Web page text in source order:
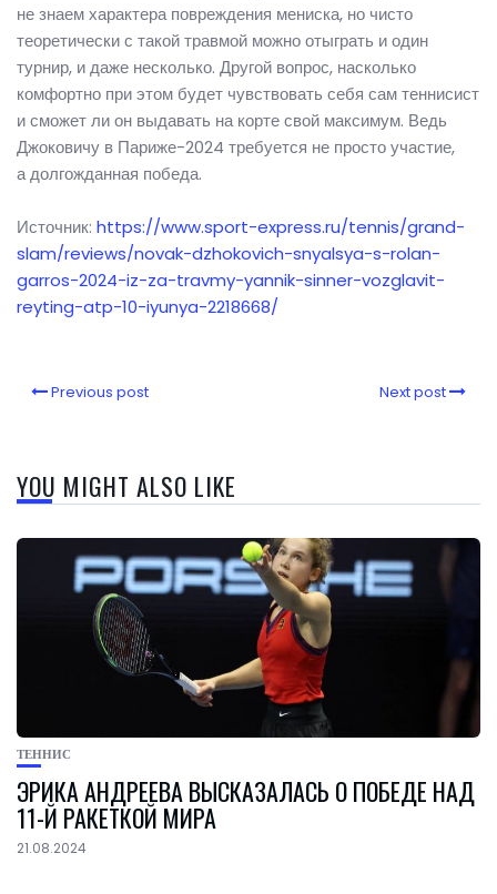
не знаем характера повреждения мениска, но чисто
теоретически с такой травмой можно отыграть и один
турнир, и даже несколько. Другой вопрос, насколько
комфортно при этом будет чувствовать себя сам теннисист
и сможет ли он выдавать на корте свой максимум. Ведь
Джоковичу в Париже-2024 требуется не просто участие,
а долгожданная победа.
Источник: https://www.sport-express.ru/tennis/grand-
slam/reviews/novak-dzhokovich-snyalsya-s-rolan-
garros-2024-iz-za-travmy-yannik-sinner-vozglavit-
reyting-atp-10-iyunya-2218668/
Previous post Next post
YOU MIGHT ALSO LIKE
ТЕННИС
ЭРИКА АНДРЕЕВА ВЫСКАЗАЛАСЬ О ПОБЕДЕ НАД
11-Й РАКЕТКОЙ МИРА
21.08.2024